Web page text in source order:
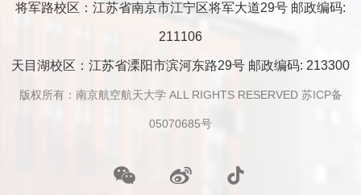
将军路校区：江苏省南京市江宁区将军大道29号 邮政编码:
211106
天目湖校区：江苏省溧阳市滨河东路29号 邮政编码: 213300
版权所有：南京航空航天大学 ALL RIGHTS RESERVED 苏ICP备
05070685号